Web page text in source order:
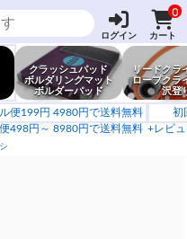
ログイン
0
カート
クラッシュパッド
ボルダリングマット
ボルダーパッド
リードクラ
ロープクラ
沢登
便199円 4980円で送料無料
498円～ 8980円で送料無料
初
+レビ